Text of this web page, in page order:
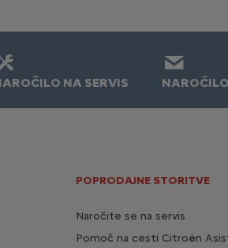
NA SERVIS
POPRODAJNE STORITVE
Naročite se na servis
Pomoč na cesti Citroën